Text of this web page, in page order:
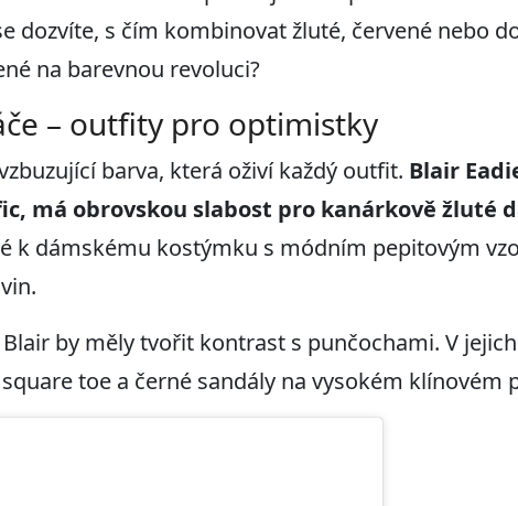
dozvíte, s čím kombinovat žluté, červené nebo
na barevnou revoluci?
– outfity pro optimistky
barva, která oživí každý outfit. Blair
má obrovskou slabost pro kanárkově žluté
k dámskému kostýmku s módním pepitovým
by měly tvořit kontrast s punčochami. V
toe a černé sandály na vysokém klínovém